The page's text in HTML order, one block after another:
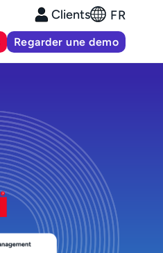
Clients FR
Regarder une demo